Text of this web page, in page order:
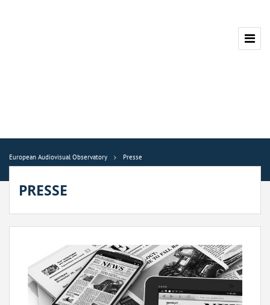
European Audiovisual Observatory Presse
PRESSE